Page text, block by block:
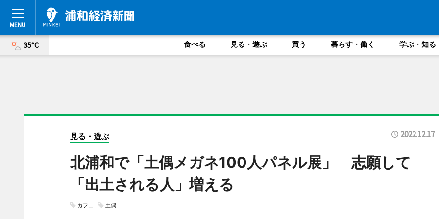
35°C 食べる 見る・遊ぶ 買う 暮らす・働く 学ぶ・知る
見る・遊ぶ 2022.12.17
北浦和で「土偶メガネ100人パネル展」 志願して
「出土される人」増える
カフェ 土偶